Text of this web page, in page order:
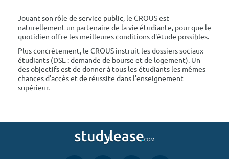
Jouant son rôle de service public, le CROUS est
naturellement un partenaire de la vie étudiante, pour que le
quotidien offre les meilleures conditions d'étude possibles.
Plus concrètement, le CROUS instruit les dossiers sociaux
étudiants (DSE : demande de bourse et de logement). Un
des objectifs est de donner à tous les étudiants les mêmes
chances d'accès et de réussite dans l'enseignement
supérieur.